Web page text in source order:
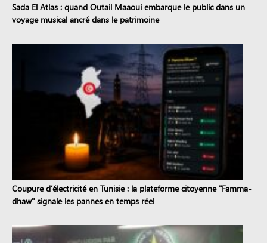
Sada El Atlas : quand Outail Maaoui embarque le public dans un
voyage musical ancré dans le patrimoine
Coupure d’électricité en Tunisie : la plateforme citoyenne "Famma-
dhaw" signale les pannes en temps réel